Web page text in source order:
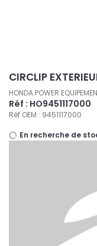
CIRCLIP
HONDA POWER
Réf : HO9451117000
Réf OEM : 9451117000
En recherche de